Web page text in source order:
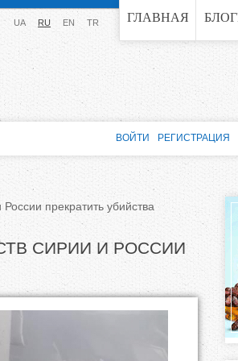
Jump to navigation ГЛАВНАЯ
UA RU EN TR
прекратить убийства
СИРИИ И РОССИИ
ВОЙТИ РЕГИСТРАЦИЯ